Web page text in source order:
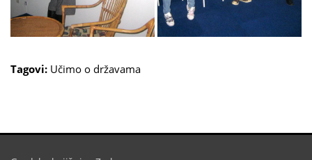
Tagovi: Učimo o državama